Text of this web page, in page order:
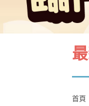
首頁